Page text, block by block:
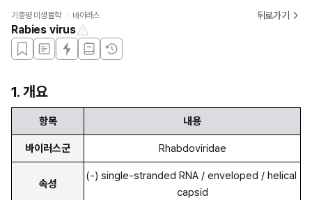
기종평 미생물학 바이러스 뒤로가기
Rabies virus
1. 개요
항목 내용
바이러스군 Rhabdoviridae
속성
(-) single-stranded RNA / enveloped / helical
capsid